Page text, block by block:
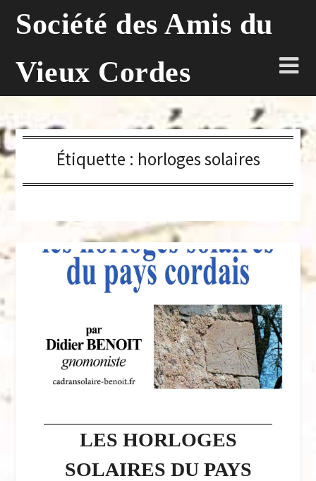
Société des Amis du
Vieux Cordes
Étiquette : horloges solaires
LES HORLOGES
SOLAIRES DU PAYS